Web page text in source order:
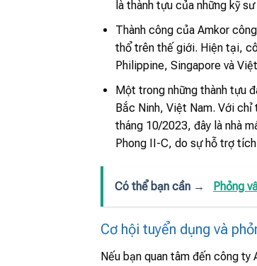
là thành tựu của những kỹ
Thành công của Amkor
thổ trên thế giới. Hiện tại,
Philippine, Singapore và
Một trong những thành tựu
Bắc Ninh, Việt Nam. Với
tháng 10/2023, đây là nhà
Phong II-C, do sự hỗ trợ
Có thể bạn cần → Phỏng
Cơ hội tuyển dụng và
Nếu bạn quan tâm đến công